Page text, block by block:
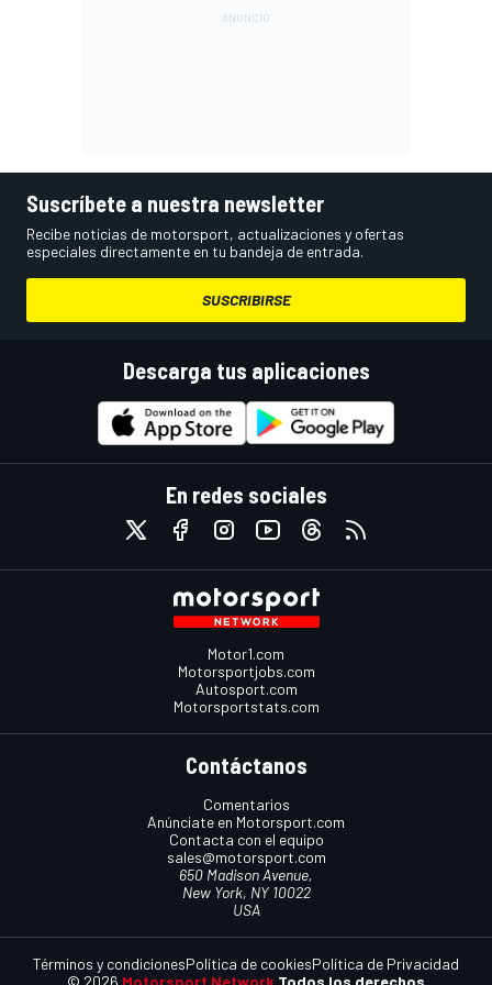
Suscríbete a nuestra newsletter
Recibe noticias de motorsport, actualizaciones y ofertas
especiales directamente en tu bandeja de entrada.
SUSCRIBIRSE
Descarga tus aplicaciones
En redes sociales
Motor1.com
Motorsportjobs.com
Autosport.com
Motorsportstats.com
Contáctanos
Comentarios
Anúnciate en Motorsport.com
Contacta con el equipo
sales@motorsport.com
650 Madison Avenue,
New York, NY 10022
USA
© 2026 Motorsport Network Todos los derechos
Términos y condicionesPolítica de cookiesPolítica de Privacidad